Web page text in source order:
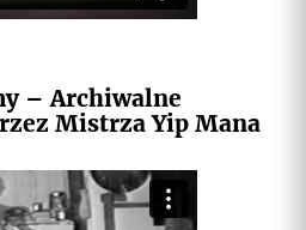
– Archiwalne
Mistrza Yip Mana